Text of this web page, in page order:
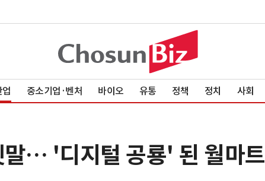
업 중소기업·벤처 바이오 유통 정책 정치 사회
… '디지털 공룡' 된 월마트